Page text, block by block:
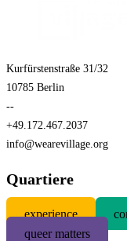
Kurfürstenstraße 31/32
10785 Berlin
--
+49.172.467.2037
info@wearevillage.org
Quartiere
experience
queer matters